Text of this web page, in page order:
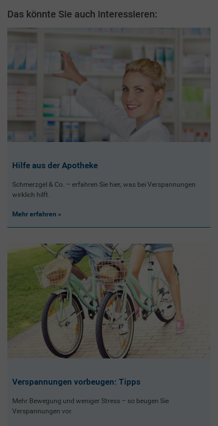
Das könnte Sie auch interessieren:
Hilfe aus der Apotheke
Schmerzgel & Co. – erfahren Sie hier, was bei Verspannungen
wirklich hilft.
Mehr erfahren
Verspannungen vorbeugen: Tipps
Mehr Bewegung und weniger Stress – so beugen Sie
Verspannungen vor.